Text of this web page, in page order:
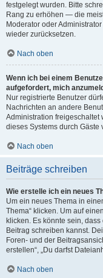
festgelegt wurden. Bitte
Rang zu erhöhen — die
Moderator oder
wieder zurücksetzen.
Nach oben
Wenn ich bei einem
aufgefordert, mich
Nur registrierte Benutzer
Nachrichten an andere
Administration freigeschaltet
dieses Systems durch Gäste
Nach oben
Beiträge schreiben
Wie erstelle ich ein neues
Um ein neues Thema in
Thema“ klicken. Um auf
klicken. Es könnte sein,
Beitrag schreiben kannst.
Foren- und der
erstellen“, „Du darfst
Nach oben